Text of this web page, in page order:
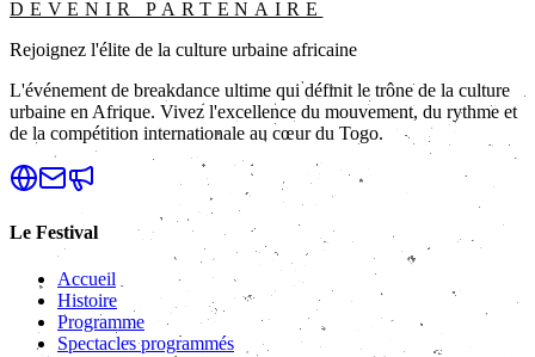
DEVENIR PARTENAIRE
Rejoignez l'élite de la culture urbaine africaine
L'événement de breakdance ultime qui définit le trône de la culture
urbaine en Afrique. Vivez l'excellence du mouvement, du rythme et
de la compétition internationale au cœur du Togo.
Le Festival
Accueil
Histoire
Programme
Spectacles programmés